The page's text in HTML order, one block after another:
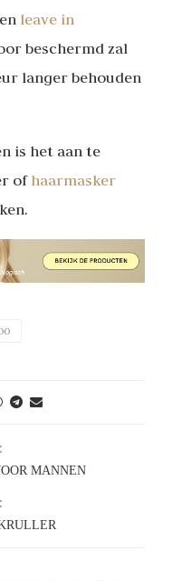
leave in
beschermd zal
langer behouden
is het aan te
of haarmasker
MANNEN